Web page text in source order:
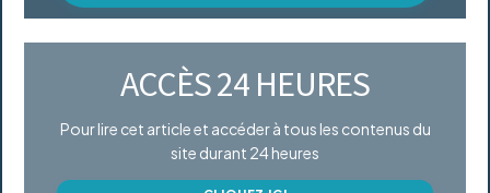
ACCÈS 24 HEURES
Pour lire cet article et accéder à tous les contenus du
site durant 24 heures